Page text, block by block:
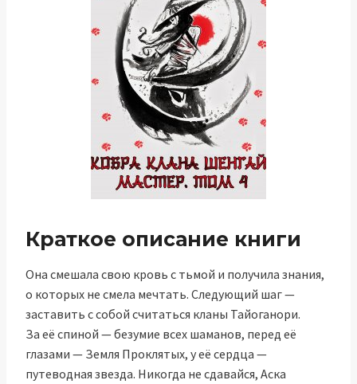
Краткое описание книги
Она смешала свою кровь с тьмой и получила знания,
о которых не смела мечтать. Следующий шаг —
заставить с собой считаться кланы Тайоганори.
За её спиной — безумие всех шаманов, перед её
глазами — Земля Проклятых, у её сердца —
путеводная звезда. Никогда не сдавайся, Аска